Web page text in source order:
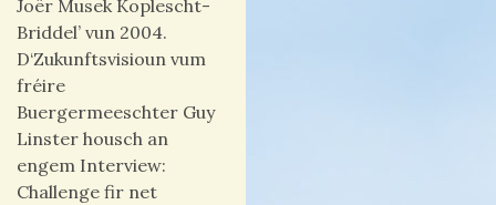
Joër Musek Koplescht-
Briddel’ vun 2004.
D‘Zukunftsvisioun vum
fréire
Buergermeeschter Guy
Linster housch an
engem Interview:
Challenge fir net